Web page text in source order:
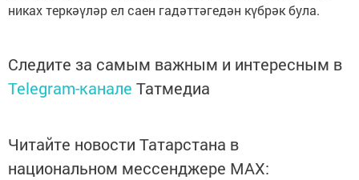
никах теркәүләр ел саен гадәттәгедән күбрәк була.
Следите за самым важным и интересным в
Telegram-канале Татмедиа
Читайте новости Татарстана в
национальном мессенджере MАХ: